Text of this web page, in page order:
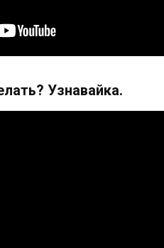
Узнавайка.